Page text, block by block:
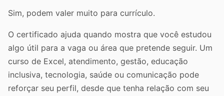
Sim, podem valer muito para currículo.
O certificado ajuda quando mostra que você estudou
algo útil para a vaga ou área que pretende seguir. Um
curso de Excel, atendimento, gestão, educação
inclusiva, tecnologia, saúde ou comunicação pode
reforçar seu perfil, desde que tenha relação com seu